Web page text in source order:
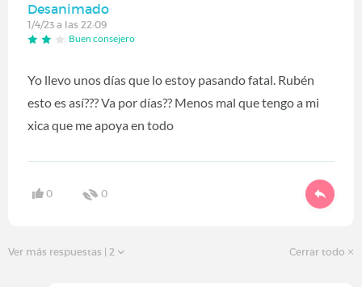
Desanimado
1/4/23 a las 22:09
Buen consejero
Yo llevo unos días que lo estoy pasando fatal. Rubén
esto es así??? Va por días?? Menos mal que tengo a mi
xica que me apoya en todo
0 0
Cerrar todo
Ver más respuestas | 2